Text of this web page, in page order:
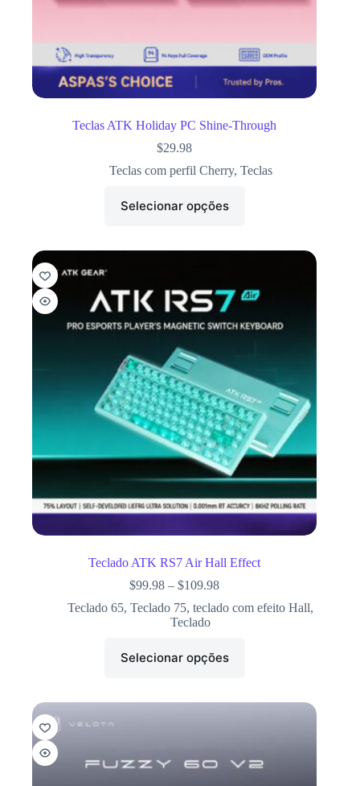
Teclas ATK Holiday PC Shine-Through
$29.98
Teclas com perfil Cherry, Teclas
Selecionar opções
Teclado ATK RS7 Air Hall Effect
$99.98 – $109.98
Teclado 65,Teclado 75,teclado com efeito Hall,
Teclado
Selecionar opções